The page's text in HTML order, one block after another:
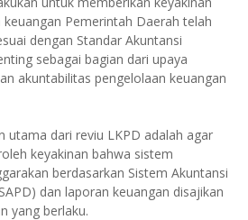
Pemerintah Daerah telah
dengan Standar Akuntansi
sebagai bagian dari upaya
akuntabilitas pengelolaan keuangan
utama dari reviu LKPD adalah agar
keyakinan bahwa sistem
berdasarkan Sistem Akuntansi
dan laporan keuangan disajikan
yang berlaku.